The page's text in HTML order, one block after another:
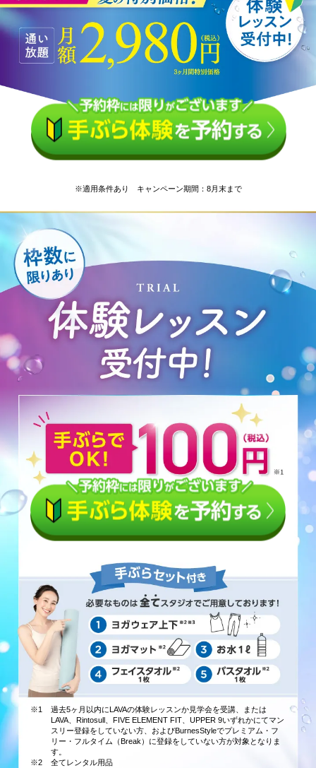
※適用条件あり キャンペーン期間：8月末まで
※1
過去5ヶ月以内にLAVAの体験レッスンか見学会を受講、または
LAVA、Rintosull、FIVE ELEMENT FIT、UPPER 9いずれかにてマン
スリー登録をしていない方、およびBurnesStyleでプレミアム・フ
リー・フルタイム（Break）に登録をしていない方が対象となりま
す。
※2
全てレンタル用品